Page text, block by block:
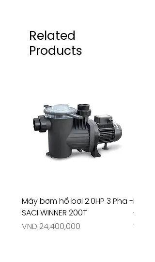
Related
Products
Máy bơm hồ bơi 2.0HP 3 Pha -
SACI WINNER 200T
Price
VND 24,400,000
Máy
-
Price
VND